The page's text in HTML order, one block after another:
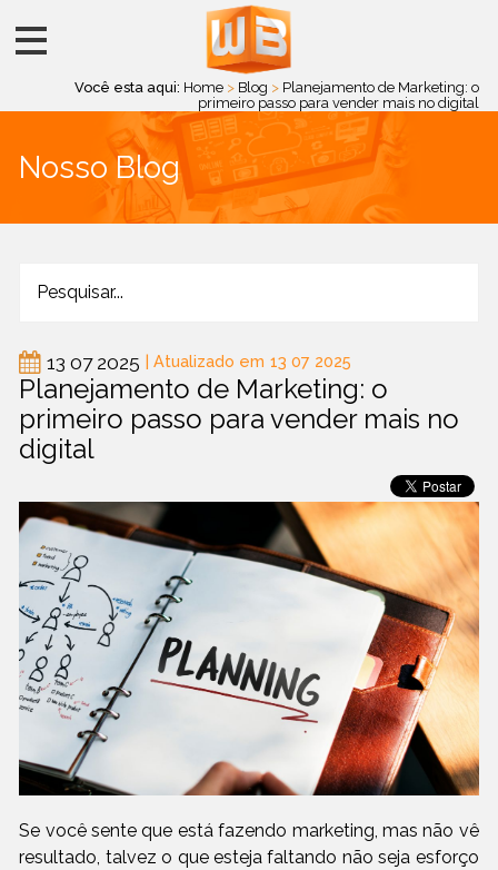
Você esta aqui: Home> Blog > Planejamento de Marketing: o
primeiro passo para vender mais no digital
Nosso Blog
13 07 2025 | Atualizado em 13 07 2025
Planejamento de Marketing: o
primeiro passo para vender mais no
digital
Se você sente que está fazendo marketing, mas não vê
resultado, talvez o que esteja faltando não seja esforço